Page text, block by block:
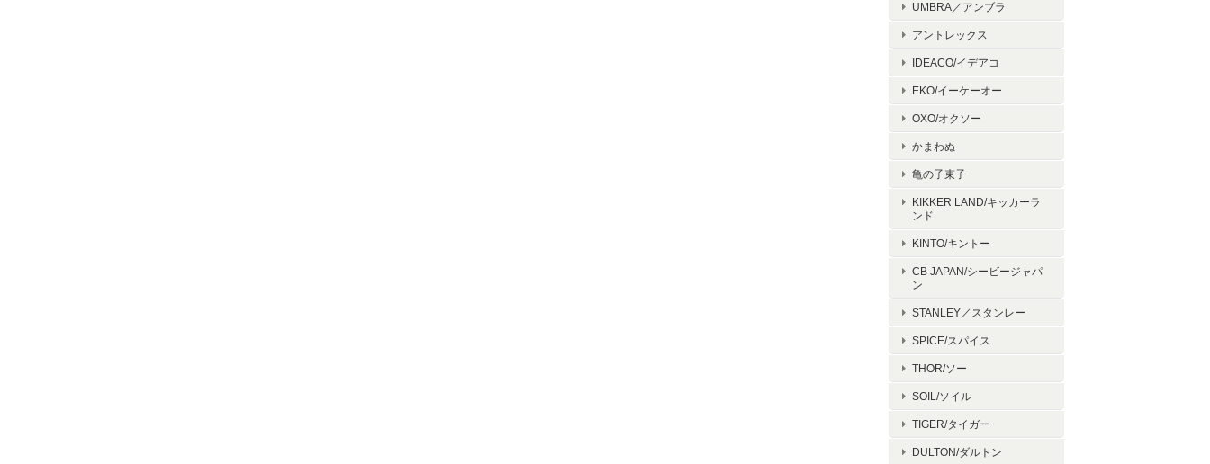
UMBRA／アンブラ
アントレックス
IDEACO/イデアコ
EKO/イーケーオー
OXO/オクソー
かまわぬ
亀の子束子
KIKKER LAND/キッカーラ
ンド
KINTO/キントー
CB JAPAN/シービージャパ
ン
STANLEY／スタンレー
SPICE/スパイス
THOR/ソー
SOIL/ソイル
TIGER/タイガー
DULTON/ダルトン